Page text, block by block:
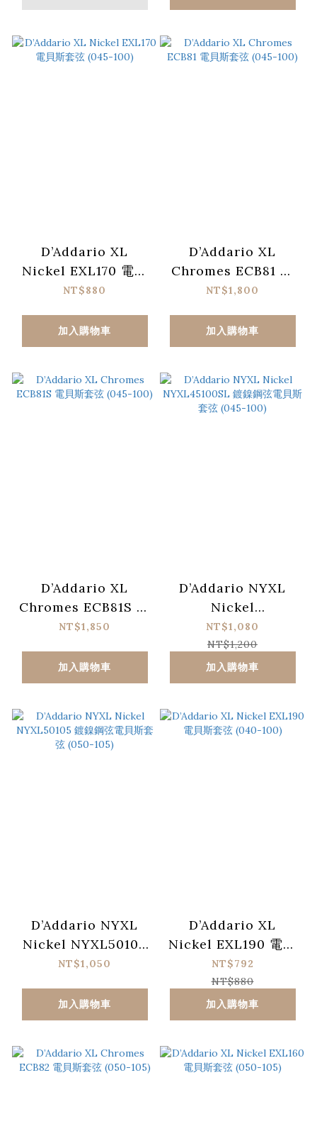
D’Addario XL
Nickel EXL170 電貝
斯套弦 (045-100)
NT$880
加入購物車
D’Addario XL
Chromes ECB81 電
貝斯套弦 (045-100)
NT$1,800
加入購物車
D’Addario XL
Chromes ECB81S 電
貝斯套弦 (045-100)
NT$1,850
加入購物車
D’Addario NYXL
Nickel
NYXL45100SL 鍍鎳
鋼弦電貝斯套弦 (045-
100)
NT$1,080
NT$1,200
加入購物車
D’Addario NYXL
Nickel NYXL50105
鍍鎳鋼弦電貝斯套弦
NT$1,050
加入購物車
D’Addario XL
Nickel EXL190 電貝
斯套弦 (040-100)
NT$792
NT$880
加入購物車